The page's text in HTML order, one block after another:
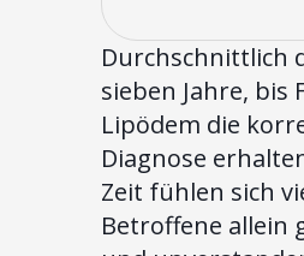
Durchschnittlich
sieben Jahre, bis
Lipödem die
Diagnose
Zeit fühlen sich
Betroffene allein